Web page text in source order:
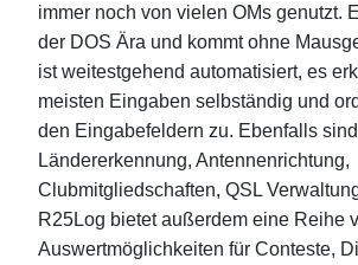
immer noch von vielen OMs genutzt.
der DOS Ära und kommt ohne
ist weitestgehend automatisiert, es
meisten Eingaben selbständig und
den Eingabefeldern zu. Ebenfalls sind
Ländererkennung, Antennenrichtung,
Clubmitgliedschaften, QSL
R25Log bietet außerdem eine Reihe
Auswertmöglichkeiten für Conteste,